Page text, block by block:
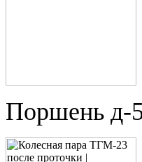
Поршень д-